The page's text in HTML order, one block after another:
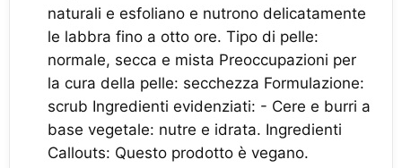
naturali e esfoliano e nutrono delicatamente
le labbra fino a otto ore. Tipo di pelle:
normale, secca e mista Preoccupazioni per
la cura della pelle: secchezza Formulazione:
scrub Ingredienti evidenziati: - Cere e burri a
base vegetale: nutre e idrata. Ingredienti
Callouts: Questo prodotto è vegano.